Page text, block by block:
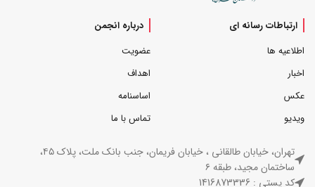
ارتباطات رسانه ای
اطلاعیه ها
اخبار
عکس
ویدیو
درباره انجمن
عضویت
اهداف
اساسنامه
تماس با ما
تهران، خیابان طالقانی ، خیابان فریمان، جنب بانک ملت، پلاک ۴۵،
ساختمان مجید، طبقه ۶
کد پستی : 1416873336